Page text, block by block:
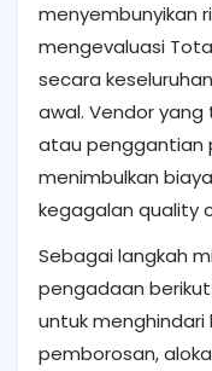
menyembunyikan
mengevaluasi
secara
awal. Vendor yang
atau penggantian
menimbulkan
kegagalan quality
Sebagai langkah
pengadaan
untuk
pemborosan,